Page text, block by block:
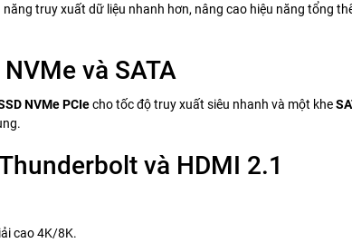
năng truy xuất dữ liệu nhanh hơn, nâng cao hiệu năng tổng
và SATA
NVMe PCIecho tốc độ truy xuất siêu nhanh và một khe
và HDMI 2.1
cao 4K/8K.